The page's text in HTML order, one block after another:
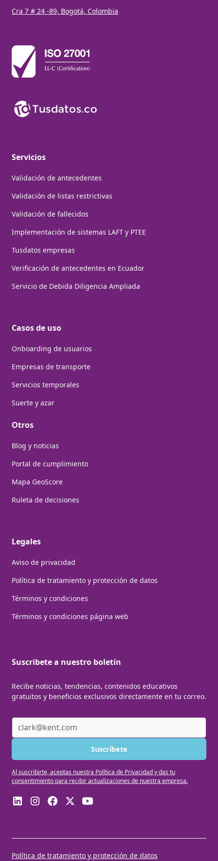
Cra 7 # 24 -89, Bogotá, Colombia
Servicios
Validación de antecedentes
Validación de listas restrictivas
Validación de fallecidos
Implementación de sistemas LAFT y PTEE
Tusdatos empresas
Verificación de antecedentes en Ecuador
Servicio de Debida Diligencia Ampliada
Casos de uso
Onboarding de usuarios
Empresas de transporte
Servicios temporales
Suerte y azar
Otros
Blog y noticias
Portal de cumplimiento
Mapa GeoScore
Ruleta de decisiones
Legales
Aviso de privacidad
Política de tratamiento y protección de datos
Términos y condiciones
Términos y condiciones página web
Suscribete a nuestro boletín
Recibe noticias, tendencias, contenidos educativos
gratuitos y beneficios exclusivos directamente en tu correo.
Al suscribirte, aceptas nuestra Política de Privacidad y das tu
consentimiento para recibir actualizaciones de nuestra empresa.
Política de tratamiento y protección de datos